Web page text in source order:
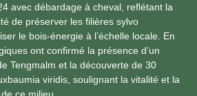
avec débardage à cheval, reflétant la
de préserver les filières sylvo
le bois-énergie à l’échelle locale. En
ont confirmé la présence d’un
Tengmalm et la découverte de 30
viridis, soulignant la vitalité et la
ce milieu.